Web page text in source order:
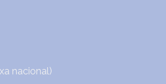
nacional)